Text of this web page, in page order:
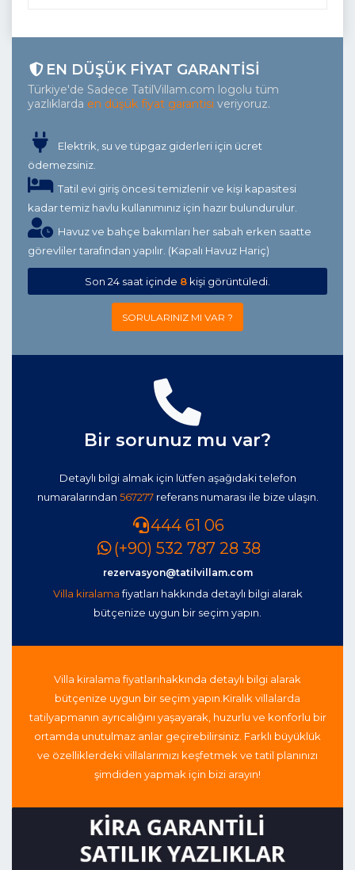
EN DÜŞÜK FIYAT GARANTISI
Türkiye'de Sadece TatilVillam.com logolu tüm
yazlıklarda en düşük fiyat garantisi veriyoruz.
Elektrik, su ve tüpgaz giderleri için ücret
ödemezsiniz.
Tatil evi giriş öncesi temizlenir ve kişi kapasitesi
kadar temiz havlu kullanımınız için hazır bulundurulur.
Havuz ve bahçe bakımları her sabah erken saatte
görevliler tarafından yapılır. (Kapalı Havuz Hariç)
Son 24 saat içinde 8 kişi görüntüledi.
SORULARINIZ MI VAR ?
Bir sorunuz mu var?
Detaylı bilgi almak için lütfen aşağıdaki telefon
numaralarından 567277referans numarası ile bize ulaşın.
444 61 06
(+90) 532 787 28 38
rezervasyon@tatilvillam.com
Villa kiralamafiyatları hakkında detaylı bilgi alarak
bütçenize uygun bir seçim yapın.
Villa kiralama fiyatlarıhakkında detaylı bilgi alarak
bütçenize uygun bir seçim yapın.Kiralık villalarda
tatilyapmanın ayrıcalığını yaşayarak, huzurlu ve konforlu bir
ortamda unutulmaz anlar geçirebilirsiniz. Farklı büyüklük
ve özelliklerdeki villalarımızı keşfetmek ve tatil planınızı
şimdiden yapmak için bizi arayın!